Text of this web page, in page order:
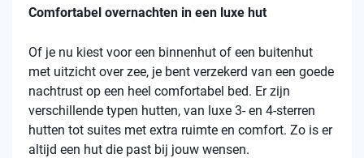
Comfortabel overnachten in een luxe hut
Of je nu kiest voor een binnenhut of een buitenhut
met uitzicht over zee, je bent verzekerd van een goede
nachtrust op een heel comfortabel bed. Er zijn
verschillende typen hutten, van luxe 3- en 4-sterren
hutten tot suites met extra ruimte en comfort. Zo is er
altijd een hut die past bij jouw wensen.